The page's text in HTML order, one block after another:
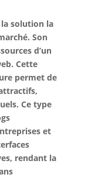
solution la
Son
d’un
Cette
permet de
,
Ce type
et
rendant la